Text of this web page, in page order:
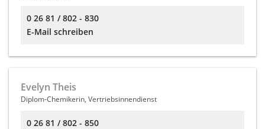
0 26 81 / 802 - 830
E-Mail schreiben
Evelyn Theis
Diplom-Chemikerin, Vertriebsinnendienst
0 26 81 / 802 - 850